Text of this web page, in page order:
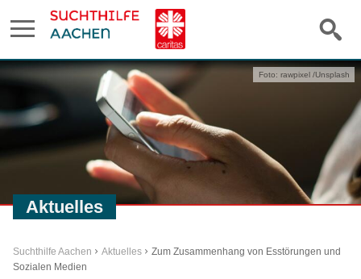
Aktuelles
Foto: rawpixel /Unsplash
Suchthilfe Aachen Aktuelles
Zum Zusammenhang von Esstörungen und
Sozialen Medien